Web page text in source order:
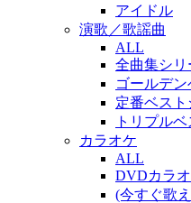
アイドル
演歌／歌謡曲
ALL
全曲集シリ
ゴールデ
定番ベス
トリプル
カラオケ
ALL
DVDカラ
(今すぐ歌